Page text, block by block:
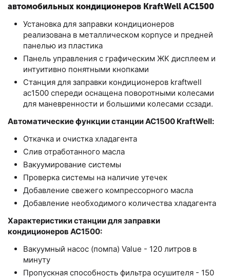
автомобильных кондиционеров KraftWell AC1500
Установка для заправки кондиционеров
реализована в металлическом корпусе и предней
панелью из пластика
Панель управления с графическим ЖК дисплеем и
интуитивно понятными кнопками
Станция для заправки кондиционеров kraftwell
ac1500 спереди оснащена поворотными колесами
для маневренности и большими колесами ссзади.
Автоматические функции станции AC1500 KraftWell:
Откачка и очистка хладагента
Слив отработанного масла
Вакуумирование системы
Проверка системы на наличие утечек
Добавление свежего компрессорного масла
Добавление необходимого количества хладагента
Характеристики станции для заправки
кондиционеров AC1500:
Вакуумный насос (помпа) Value - 120 литров в
минуту
Пропускная способность фильтра осушителя - 150